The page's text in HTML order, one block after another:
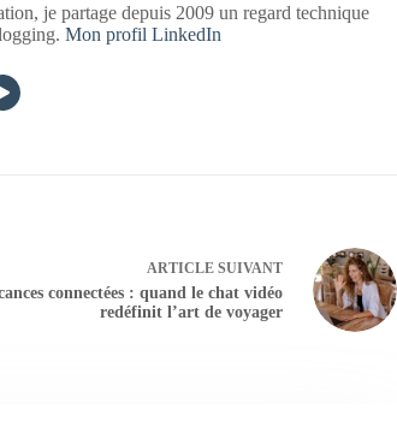
je partage depuis 2009 un regard technique
Mon profil LinkedIn
ARTICLESUIVANT
connectées : quand le chat vidéo
redéfinit l’art de voyager